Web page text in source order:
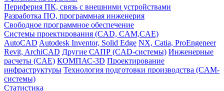
Периферия ПК, связь с внешними устройствами
Разработка ПО, программная инженерия
Свободное программное обеспечение
Системы проектирования (CAD, CAM,CAE)
AutoCAD Autodesk Inventor, Solid Edge NX, Catia, ProEngeneer
Revit, ArchiCAD Другие САПР (CAD-системы) Инженерные
расчеты (CAE) КОМПАС-3D Проектирование
инфраструктуры Технология подготовки производства (CAM-
системы)
Статистика